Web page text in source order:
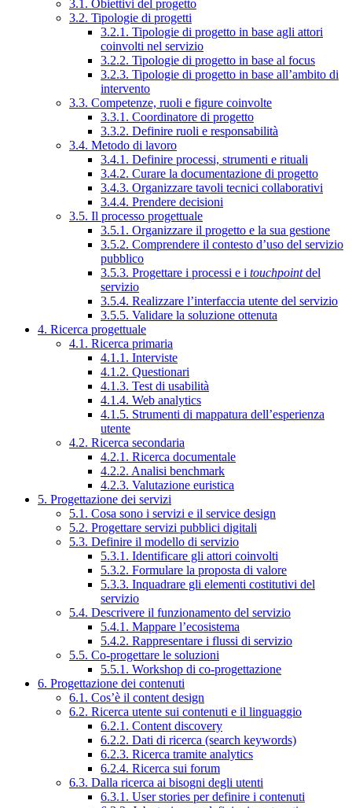
3.1. Obiettivi del progetto
3.2. Tipologie di progetti
3.2.1. Tipologie di progetto in base agli attori
coinvolti nel servizio
3.2.2. Tipologie di progetto in base al focus
3.2.3. Tipologie di progetto in base all’ambito di
intervento
3.3. Competenze, ruoli e figure coinvolte
3.3.1. Coordinatore di progetto
3.3.2. Definire ruoli e responsabilità
3.4. Metodo di lavoro
3.4.1. Definire processi, strumenti e rituali
3.4.2. Curare la documentazione di progetto
3.4.3. Organizzare tavoli tecnici collaborativi
3.4.4. Prendere decisioni
3.5. Il processo progettuale
3.5.1. Organizzare il progetto e la sua gestione
3.5.2. Comprendere il contesto d’uso del servizio
pubblico
3.5.3. Progettare i processi e i touchpointdel
servizio
3.5.4. Realizzare l’interfaccia utente del servizio
3.5.5. Validare la soluzione ottenuta
4. Ricerca progettuale
4.1. Ricerca primaria
4.1.1. Interviste
4.1.2. Questionari
4.1.3. Test di usabilità
4.1.4. Web analytics
4.1.5. Strumenti di mappatura dell’esperienza
utente
4.2. Ricerca secondaria
4.2.1. Ricerca documentale
4.2.2. Analisi benchmark
4.2.3. Valutazione euristica
5. Progettazione dei servizi
5.1. Cosa sono i servizi e il service design
5.2. Progettare servizi pubblici digitali
5.3. Definire il modello di servizio
5.3.1. Identificare gli attori coinvolti
5.3.2. Formulare la proposta di valore
5.3.3. Inquadrare gli elementi costitutivi del
servizio
5.4. Descrivere il funzionamento del servizio
5.4.1. Mappare l’ecosistema
5.4.2. Rappresentare i flussi di servizio
5.5. Co-progettare le soluzioni
5.5.1. Workshop di co-progettazione
6. Progettazione dei contenuti
6.1. Cos’è il content design
6.2. Ricerca utente sui contenuti e il linguaggio
6.2.1. Content discovery
6.2.2. Dati di ricerca (search keywords)
6.2.3. Ricerca tramite analytics
6.2.4. Ricerca sui forum
6.3. Dalla ricerca ai bisogni degli utenti
6.3.1. User stories per definire i contenuti